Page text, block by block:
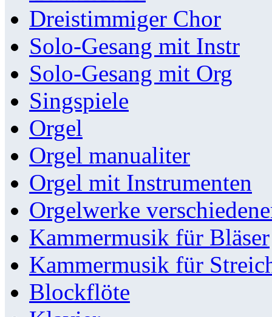
Dreistimmiger Chor
Solo-Gesang mit Instr
Solo-Gesang mit Org
Singspiele
Orgel
Orgel manualiter
Orgel mit Instrumenten
Orgelwerke
Kammermusik für Bläser
Kammermusik für
Blockflöte